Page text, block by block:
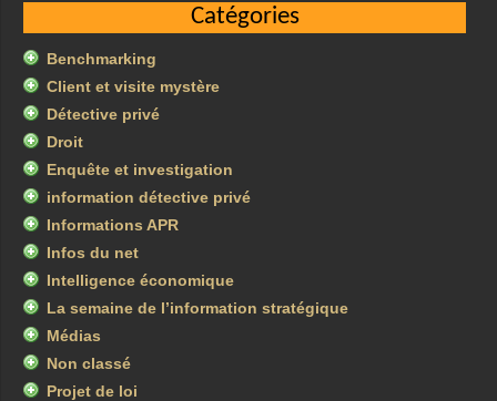
Catégories
Benchmarking
Client et visite mystère
Détective privé
Droit
Enquête et investigation
information détective privé
Informations APR
Infos du net
Intelligence économique
La semaine de l’information stratégique
Médias
Non classé
Projet de loi